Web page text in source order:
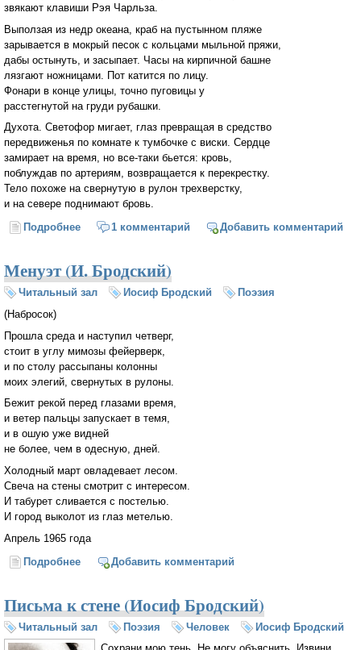
звякают клавиши Рэя Чарльза.
Выползая из недр океана, краб на пустынном пляже
зарывается в мокрый песок с кольцами мыльной пряжи,
дабы остынуть, и засыпает. Часы на кирпичной башне
лязгают ножницами. Пот катится по лицу.
Фонари в конце улицы, точно пуговицы у
расстегнутой на груди рубашки.
Духота. Светофор мигает, глаз превращая в средство
передвиженья по комнате к тумбочке с виски. Сердце
замирает на время, но все-таки бьется: кровь,
поблуждав по артериям, возвращается к перекрестку.
Тело похоже на свернутую в рулон трехверстку,
и на севере поднимают бровь.
Подробнее о Колыбельная Трескового Мыса (Иосиф Бродский)
1 комментарий Добавить комментарий
Менуэт (И. Бродский)
Читальный зал Иосиф Бродский
Поэзия
(Набросок)
Прошла среда и наступил четверг,
стоит в углу мимозы фейерверк,
и по столу рассыпаны колонны
моих элегий, свернутых в рулоны.
Бежит рекой перед глазами время,
и ветер пальцы запускает в темя,
и в ошую уже видней
не более, чем в одесную, дней.
Холодный март овладевает лесом.
Свеча на стены смотрит с интересом.
И табурет сливается с постелью.
И город выколот из глаз метелью.
Апрель 1965 года
Подробнее о Менуэт (И. Бродский)
Добавить комментарий
Письма к стене (Иосиф Бродский)
Читальный зал Поэзия Человек
Иосиф Бродский